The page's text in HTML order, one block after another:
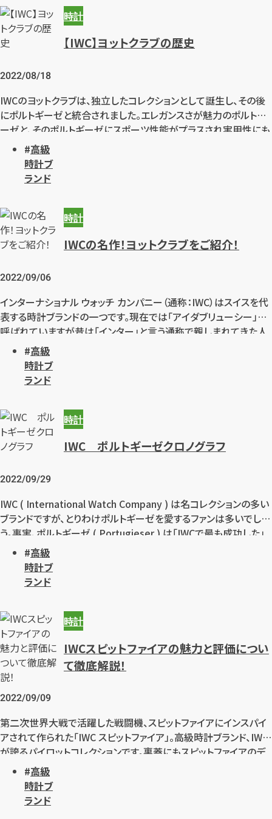
時計
【IWC】ヨットクラブの歴史
2022/08/18
IWCのヨットクラブは、独立したコレクションとして誕生し、その後
にポルトギーゼと統合されました。エレガンスさが魅力のポルトギ
ーゼと、そのポルトギーゼにスポーツ性能がプラスされ実用性にも
長けたヨットクラブとが合わさった歴史を見てみましょう。
高級
時計ブ
ランド
時計
IWCの名作！ヨットクラブをご紹介！
2022/09/06
インターナショナル ウォッチ カンパニー（通称：IWC）はスイスを代
表する時計ブランドの一つです。現在では「アイダブリューシー」と
呼ばれていますが昔は「インター」と言う通称で親しまれてきた人
気の時計ブランドで根強いファンの多いブランドとなっております。
本日はそんなIWCの隠れた名作「ヨットクラブ」の歴史と合わせて
知っておきたい「ポルトギーゼ」についてご紹介いたします。
高級
時計ブ
ランド
時計
IWC ポルトギーゼクロノグラフ
2022/09/29
IWC ( International Watch Company ) は名コレクションの多い
ブランドですが、とりわけポルトギーゼを愛するファンは多いでしょ
う。事実、ポルトギーゼ ( Portugieser ) は「IWCで最も成功した」
と言われるフラグシップモデルです。その成功の立役者がポルトギ
ーゼクロノグラフです。
さらに2019年末にモデルチェンジが行われ、自社製ムーブメント
Cal.69355搭載の新型が登場。進化が目覚ましいです。この記事で
高級
時計ブ
ランド
時計
IWCスピットファイアの魅力と評価につい
て徹底解説！
2022/09/09
第二次世界大戦で活躍した戦闘機、スピットファイアにインスパイ
アされて作られた「IWC スピットファイア」。高級時計ブランド、IWC
が誇るパイロットコレクションです。裏蓋にもスピットファイアのデ
ザインが模されていて飛行機好きにはたまらないモデル。高級感
漂う雰囲気も人気の理由として挙げられます。 では、IWC スピット
ファイアのデザインの特徴はどのようなところにあるのでしょうか。
評価と魅力についてもご紹介します。
高級
時計ブ
ランド